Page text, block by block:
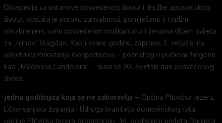
Dikasterija za ustanove posvećenog života i družbe apostolskog
života, poslala je poruku zahvalnosti, pomiješanu s toplim
ohrabrenjem, svim posvećenim muškarcima i ženama diljem svijeta
za „njihov“ blagdan. Kao i svake godine, zapravo, 2. veljače, na
obljetnicu Prikazanja Gospodinova – poznatog u pučkom žargonu
kao „Madonna Candelora“ – slavi se 30. svjetski dan posvećenog
života.
Jedna godišnjica koja se ne zaboravlja – Općina Plitvička Jezera,
Ličko-senjska županija i Udruga branitelja domovinskog rata
općine Plitvička Jezera organiziraju 34. godišnjicu preleta Danijela